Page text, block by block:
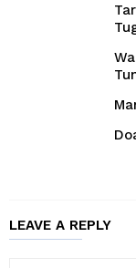
LEAVE A REPLY